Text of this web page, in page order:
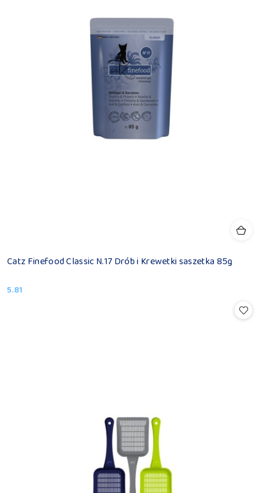
Catz Finefood Classic N.17 Drób i Krewetki saszetka 85g
Cena:
5.81